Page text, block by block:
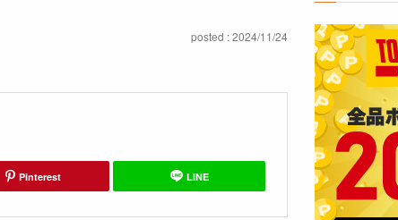
posted : 2024/11/24
Pinterest LINE